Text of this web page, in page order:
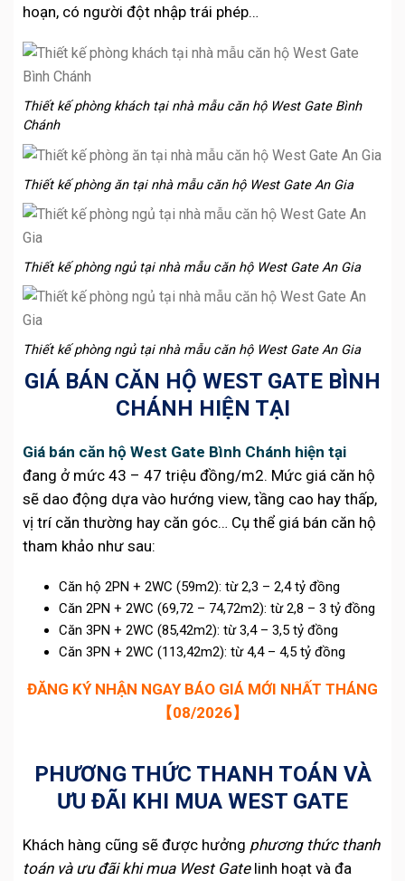
hoạn, có người đột nhập trái phép…
Thiết kế phòng khách tại nhà mẫu căn hộ West Gate Bình
Chánh
Thiết kế phòng ăn tại nhà mẫu căn hộ West Gate An Gia
Thiết kế phòng ngủ tại nhà mẫu căn hộ West Gate An Gia
Thiết kế phòng ngủ tại nhà mẫu căn hộ West Gate An Gia
GIÁ BÁN CĂN HỘ WEST GATE BÌNH
CHÁNH HIỆN TẠI
Giá bán căn hộ West Gate Bình Chánh hiện tại
đang ở mức 43 – 47 triệu đồng/m2. Mức giá căn hộ
sẽ dao động dựa vào hướng view, tầng cao hay thấp,
vị trí căn thường hay căn góc… Cụ thể giá bán căn hộ
tham khảo như sau:
Căn hộ 2PN + 2WC (59m2): từ 2,3 – 2,4 tỷ đồng
Căn 2PN + 2WC (69,72 – 74,72m2): từ 2,8 – 3 tỷ đồng
Căn 3PN + 2WC (85,42m2): từ 3,4 – 3,5 tỷ đồng
Căn 3PN + 2WC (113,42m2): từ 4,4 – 4,5 tỷ đồng
ĐĂNG KÝ NHẬN NGAY BÁO GIÁ MỚI NHẤT THÁNG
【08/2026】
PHƯƠNG THỨC THANH TOÁN VÀ
ƯU ĐÃI KHI MUA WEST GATE
Khách hàng cũng sẽ được hưởng phương thức thanh
toán và ưu đãi khi mua West Gate linh hoạt và đa